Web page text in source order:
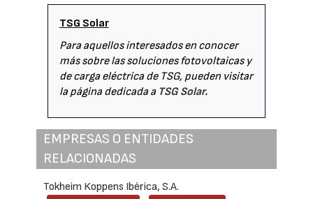
TSG Solar
Para aquellos interesados en conocer
más sobre las soluciones fotovoltaicas y
de carga eléctrica de TSG, pueden visitar
la página dedicada a TSG Solar.
EMPRESAS O ENTIDADES
RELACIONADAS
Tokheim Koppens Ibérica, S.A.